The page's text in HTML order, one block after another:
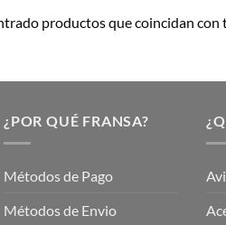
productos que coincidan con
¿POR QUÉ FRANSA?
Métodos de Pago
Métodos de Envio